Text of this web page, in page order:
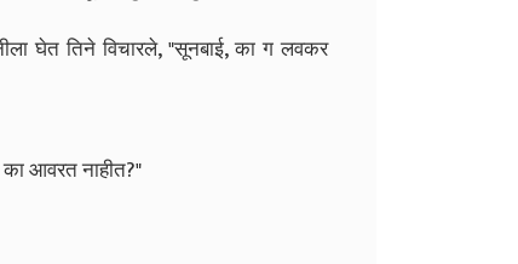
घेत तिने विचारले, "सूनबाई, का ग लवकर
आवरत नाहीत?"